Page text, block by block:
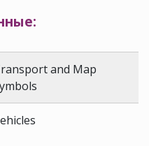
and Map